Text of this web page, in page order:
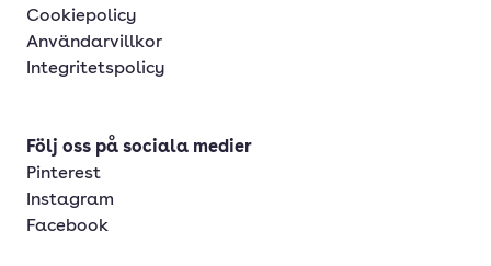
Cookiepolicy
Användarvillkor
Integritetspolicy
Följ oss på sociala medier
Pinterest
Instagram
Facebook